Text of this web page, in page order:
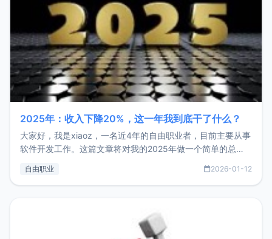
2025年：收入下降20%，这一年我到底干了什么？
大家好，我是xiaoz，一名近4年的自由职业者，目前主要从事
软件开发工作。这篇文章将对我的2025年做一个简单的总
收入下降20%，但却过得很充实，2026年不求突破，但求保
自由职业 2026-01-12